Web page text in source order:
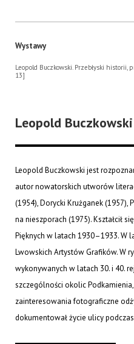
Wystawy
Leopold Buczkowski. Przebłyski
13]
Leopold Buczkowski
Leopold Buczkowski jest
autor nowatorskich utworów
(1954), Dorycki Krużganek (1957),
na nieszporach (1975). Kształcił
Pięknych w latach 1930–1933. W
Lwowskich Artystów Grafików. W
wykonywanych w latach 30. i 40.
szczególności okolic
zainteresowania fotograficzne
dokumentował życie ulicy